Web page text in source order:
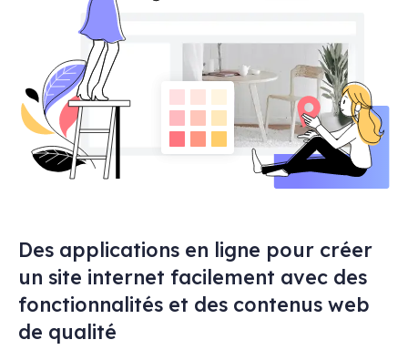
Des applications en ligne pour créer
un site internet facilement avec des
fonctionnalités et des contenus web
de qualité